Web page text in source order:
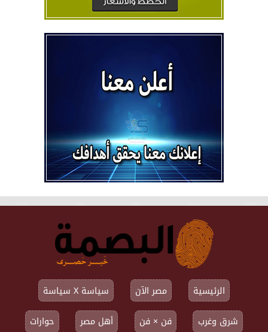
الرئيسية مصر الآن
سياسة X سياسة
شرق وغرب
فن × فن أهل مصر حوارات